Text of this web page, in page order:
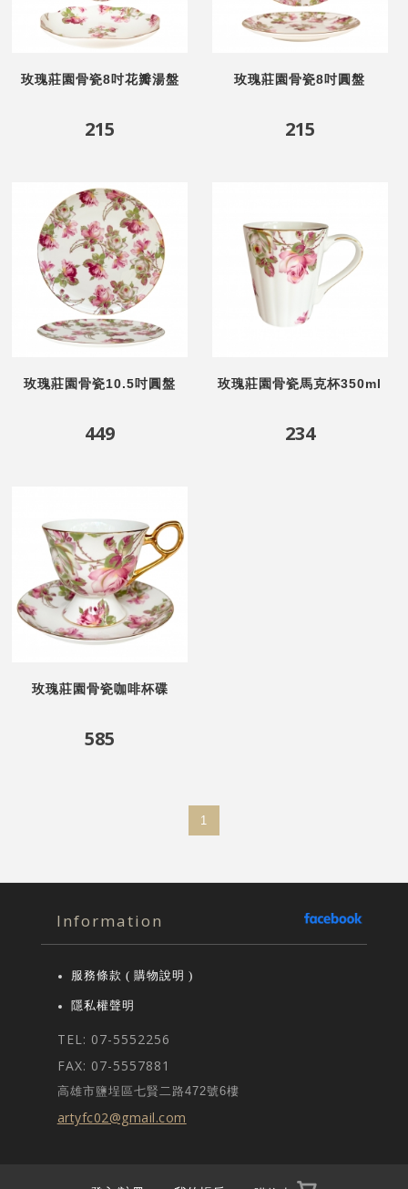
玫瑰莊園骨瓷8吋花瓣湯盤
215
玫瑰莊園骨瓷8吋圓盤
215
玫瑰莊園骨瓷10.5吋圓盤
449
玫瑰莊園骨瓷馬克杯350ml
234
玫瑰莊園骨瓷咖啡杯碟
585
1
Information
服務條款 ( 購物說明 )
隱私權聲明
TEL: 07-5552256
FAX: 07-5557881
高雄市鹽埕區七賢二路472號6樓
artyfc02@gmail.com